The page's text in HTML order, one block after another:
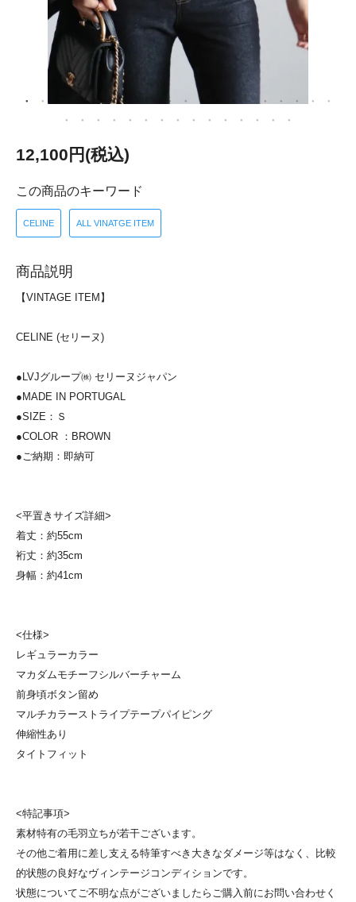
12,100円(税込)
この商品のキーワード
CELINE ALL VINATGE ITEM
商品説明
【VINTAGE ITEM】
CELINE (セリーヌ)
●LVJグループ㈱ セリーヌジャパン
●MADE IN PORTUGAL
●SIZE：Ｓ
●COLOR ：BROWN
●ご納期：即納可
<平置きサイズ詳細>
着丈：約55cm
裄丈：約35cm
身幅：約41cm
<仕様>
レギュラーカラー
マカダムモチーフシルバーチャーム
前身頃ボタン留め
マルチカラーストライプテープパイピング
伸縮性あり
タイトフィット
<特記事項>
素材特有の毛羽立ちが若干ございます。
その他ご着用に差し支える特筆すべき大きなダメージ等はなく、比較
的状態の良好なヴィンテージコンディションです。
状態についてご不明な点がございましたらご購入前にお問い合わせく